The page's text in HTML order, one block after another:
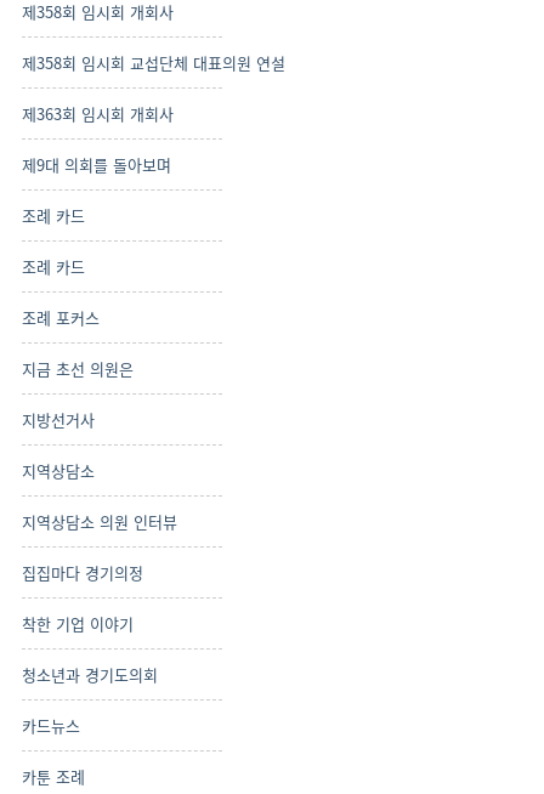
제358회 임시회 개회사
제358회 임시회 교섭단체 대표의원 연설
제363회 임시회 개회사
제9대 의회를 돌아보며
조례 카드
조례 카드
조례 포커스
지금 초선 의원은
지방선거사
지역상담소
지역상담소 의원 인터뷰
집집마다 경기의정
착한 기업 이야기
청소년과 경기도의회
카드뉴스
카툰 조례